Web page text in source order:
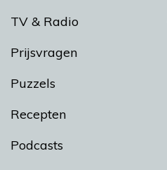
TV & Radio
Prijsvragen
Puzzels
Recepten
Podcasts